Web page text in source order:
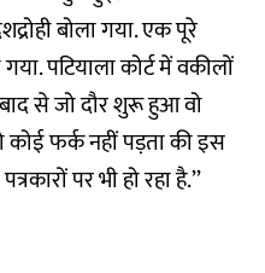
बोला गया. एक पूरे
गया. पटियाला कोर्ट में वकीलों
से जो दौर शुरू हुआ वो
फर्क नहीं पड़ता की इस
पर भी हो रहा है.’’